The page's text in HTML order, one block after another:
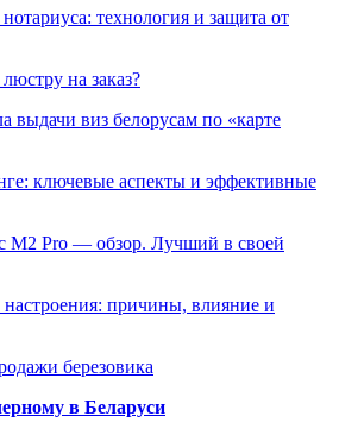
технология и защита от
на заказ?
выдачи виз белорусам по «карте
ключевые аспекты и эффективные
M2 Pro — обзор. Лучший в своей
причины, влияние и
березовика
в Беларуси